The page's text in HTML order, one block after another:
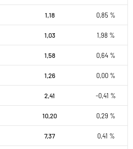
1,18 0,85 %
1,03 1,98 %
1,58 0,64 %
1,26 0,00 %
2,41 -0,41 %
10,20 0,29 %
7,37 0,41 %